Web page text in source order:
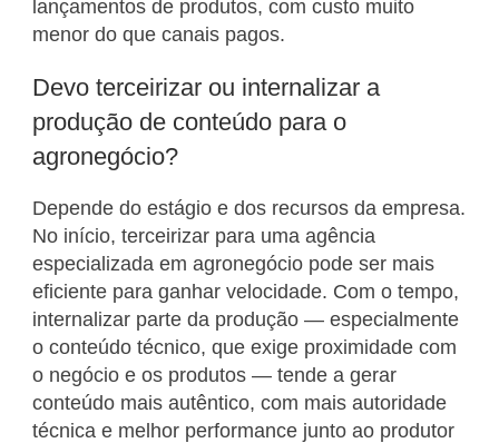
lançamentos de produtos, com custo muito
menor do que canais pagos.
Devo terceirizar ou internalizar a
produção de conteúdo para o
agronegócio?
Depende do estágio e dos recursos da empresa.
No início, terceirizar para uma agência
especializada em agronegócio pode ser mais
eficiente para ganhar velocidade. Com o tempo,
internalizar parte da produção — especialmente
o conteúdo técnico, que exige proximidade com
o negócio e os produtos — tende a gerar
conteúdo mais autêntico, com mais autoridade
técnica e melhor performance junto ao produtor